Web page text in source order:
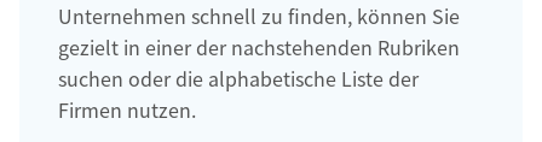
Unternehmen schnell zu finden, können Sie
gezielt in einer der nachstehenden Rubriken
suchen oder die alphabetische Liste der
Firmen nutzen.